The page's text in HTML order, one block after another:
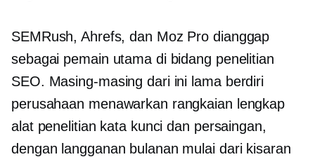
SEMRush, Ahrefs, dan Moz Pro dianggap
sebagai pemain utama di bidang penelitian
SEO. Masing-masing dari ini lama berdiri
perusahaan menawarkan rangkaian lengkap
alat penelitian kata kunci dan persaingan,
dengan langganan bulanan mulai dari kisaran